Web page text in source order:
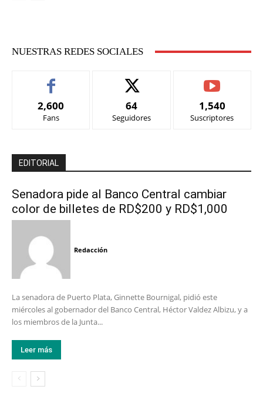
NUESTRAS REDES SOCIALES
2,600
Fans
64
Seguidores
1,540
Suscriptores
EDITORIAL
Senadora pide al Banco Central cambiar
color de billetes de RD$200 y RD$1,000
Redacción
La senadora de Puerto Plata, Ginnette Bournigal, pidió este
miércoles al gobernador del Banco Central, Héctor Valdez Albizu, y a
los miembros de la Junta...
Leer más